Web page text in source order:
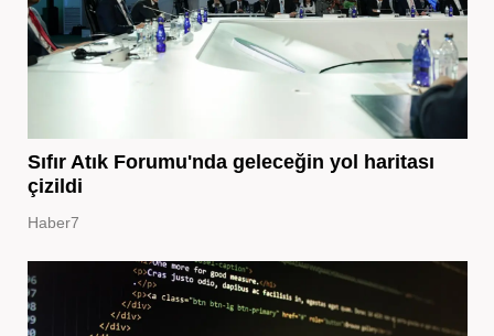
Sıfır Atık Forumu'nda geleceğin yol haritası
çizildi
Haber7